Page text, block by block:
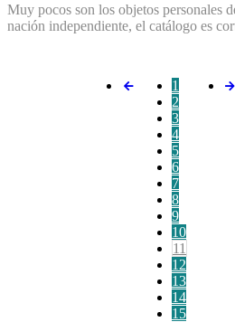
Muy pocos son los objetos personales
nación independiente, el catálogo es
1
2
3
4
5
6
7
8
9
10
11
12
13
14
15